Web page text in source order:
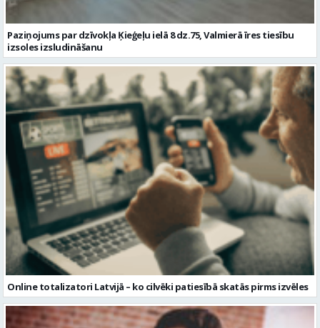
Paziņojums par dzīvokļa Ķieģeļu ielā 8 dz.75, Valmierā īres tiesību
izsoles izsludināšanu
Online totalizatori Latvijā – ko cilvēki patiesībā skatās pirms izvēles